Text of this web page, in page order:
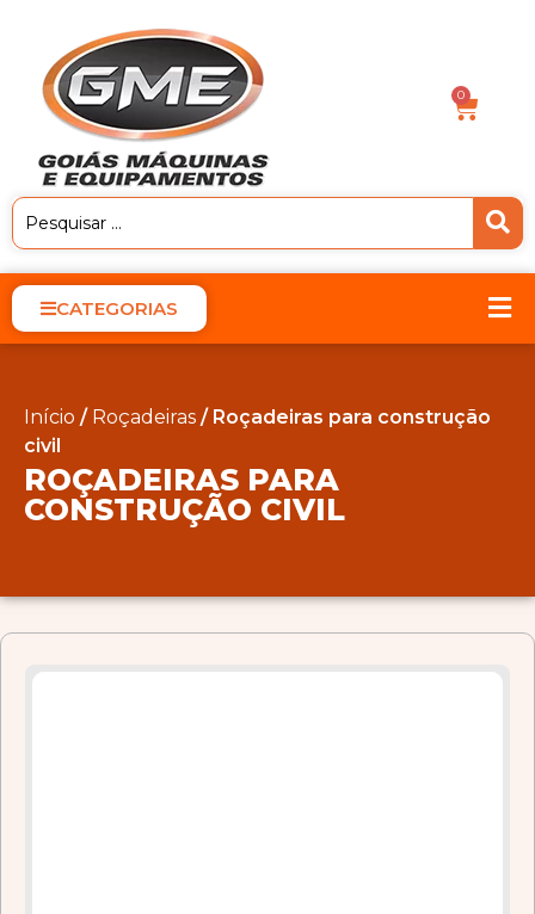
0
CATEGORIAS
Início / Roçadeiras / Roçadeiras para construção
civil
ROÇADEIRAS PARA
CONSTRUÇÃO CIVIL